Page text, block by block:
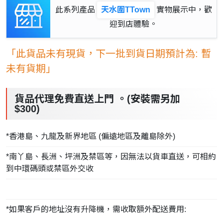
此系列產品 天水圍TTown
實物展示中，歡
迎到店體驗。
「此貨品未有現貨，下一批到貨日期預計為: 暫
未有貨期」
貨品代理免費直送上門 。(安裝需另加
$300)
*香港島、九龍及新界地區 (偏遠地區及離島除外)
*南丫島、長洲、坪洲及禁區等，因無法以貨車直送，可相約
到中環碼頭或禁區外交收
*如果客戶的地址沒有升降機，需收取額外配送費用: